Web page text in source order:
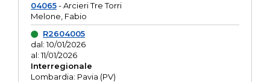
04065- Arcieri Tre Torri
Melone, Fabio
R2604005
dal: 10/01/2026
al: 11/01/2026
Interregionale
Lombardia: Pavia (PV)